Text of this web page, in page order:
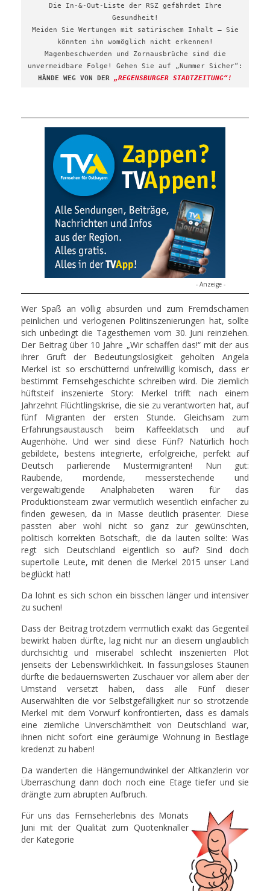
Die In-&-Out-Liste der RSZ gefährdet Ihre
Gesundheit!
Meiden Sie Wertungen mit satirischem Inhalt – Sie
könnten ihn womöglich nicht erkennen!
Magenbeschwerden und Zornausbrüche sind die
unvermeidbare Folge! Gehen Sie auf „Nummer Sicher“:
HÄNDE WEG VON DER „REGENSBURGER STADTZEITUNG“!
- Anzeige -
Wer Spaß an völlig absurden und zum Fremdschämen
peinlichen und verlogenen Politinszenierungen hat, sollte
sich unbedingt die Tagesthemen vom 30. Juni reinziehen.
Der Beitrag über 10 Jahre „Wir schaffen das!“ mit der aus
ihrer Gruft der Bedeutungslosigkeit geholten Angela
Merkel ist so erschütternd unfreiwillig komisch, dass er
bestimmt Fernsehgeschichte schreiben wird. Die ziemlich
hüftsteif inszenierte Story: Merkel trifft nach einem
Jahrzehnt Flüchtlingskrise, die sie zu verantworten hat, auf
fünf Migranten der ersten Stunde. Gleichsam zum
Erfahrungsaustausch beim Kaffeeklatsch und auf
Augenhöhe. Und wer sind diese Fünf? Natürlich hoch
gebildete, bestens integrierte, erfolgreiche, perfekt auf
Deutsch parlierende Mustermigranten! Nun gut:
Raubende, mordende, messerstechende und
vergewaltigende Analphabeten wären für das
Produktionsteam zwar vermutlich wesentlich einfacher zu
finden gewesen, da in Masse deutlich präsenter. Diese
passten aber wohl nicht so ganz zur gewünschten,
politisch korrekten Botschaft, die da lauten sollte: Was
regt sich Deutschland eigentlich so auf? Sind doch
supertolle Leute, mit denen die Merkel 2015 unser Land
beglückt hat!
Da lohnt es sich schon ein bisschen länger und intensiver
zu suchen!
Dass der Beitrag trotzdem vermutlich exakt das Gegenteil
bewirkt haben dürfte, lag nicht nur an diesem unglaublich
durchsichtig und miserabel schlecht inszenierten Plot
jenseits der Lebenswirklichkeit. In fassungsloses Staunen
dürfte die bedauernswerten Zuschauer vor allem aber der
Umstand versetzt haben, dass alle Fünf dieser
Auserwählten die vor Selbstgefälligkeit nur so strotzende
Merkel mit dem Vorwurf konfrontierten, dass es damals
eine ziemliche Unverschämtheit von Deutschland war,
ihnen nicht sofort eine geräumige Wohnung in Bestlage
kredenzt zu haben!
Da wanderten die Hängemundwinkel der Altkanzlerin vor
Überraschung dann doch noch eine Etage tiefer und sie
drängte zum abrupten Aufbruch.
Für uns das Fernseherlebnis des Monats
Juni mit der Qualität zum Quotenknaller
der Kategorie